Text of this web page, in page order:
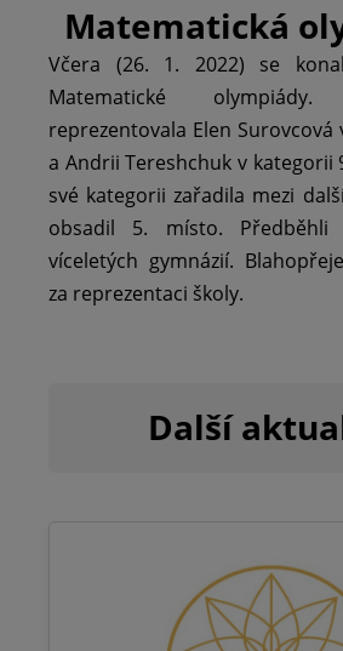
Matematická
Včera (26. 1. 2022) se
Matematické
reprezentovala Elen
a Andrii Tereshchuk v kategorii
své kategorii zařadila mezi
obsadil 5. místo.
víceletých gymnázií.
za reprezentaci školy.
Další